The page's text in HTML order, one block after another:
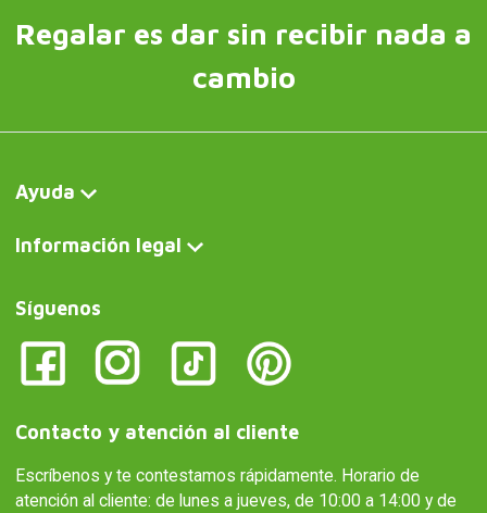
Regalar es dar sin recibir nada a
cambio
Ayuda
Información legal
Síguenos
Contacto y atención al cliente
Escríbenos y te contestamos rápidamente. Horario de
atención al cliente: de lunes a jueves, de 10:00 a 14:00 y de